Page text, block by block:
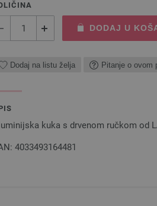
DODAJ U
Dodaj na listu želja Pitanje o ovom
kuka s drvenom ručkom od
4033493164481